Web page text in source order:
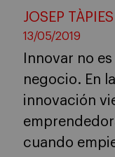
JOSEP TÀPIES
13/05/2019
Innovar no
negocio. En
innovación
cuando